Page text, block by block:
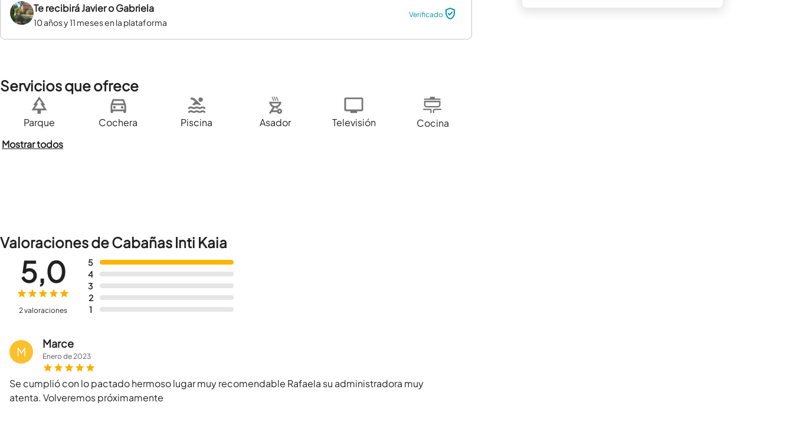
Te recibiráJavier o Gabriela
10 años y 11 meses en la plataforma
Verificado
Servicios que ofrece
Parque Cochera Piscina Asador Televisión
Cocina
Mostrar todos
Valoraciones de Cabañas Inti Kaia
5
4
3
2
1
5,0
2 valoraciones
M
Marce
Enerode2023
Se cumplió con lo pactado hermoso lugar muy recomendable Rafaela su administradora muy
atenta. Volveremos próximamente